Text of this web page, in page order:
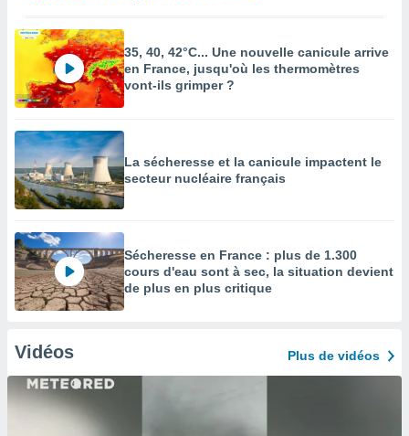
35, 40, 42°C... Une nouvelle canicule arrive
en France, jusqu'où les thermomètres
vont-ils grimper ?
La sécheresse et la canicule impactent le
secteur nucléaire français
Sécheresse en France : plus de 1.300
cours d'eau sont à sec, la situation devient
de plus en plus critique
Vidéos Plus de vidéos